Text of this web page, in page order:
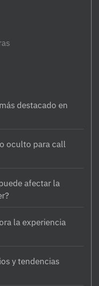
destacado en
oculto para call
afectar la
la experiencia
y tendencias